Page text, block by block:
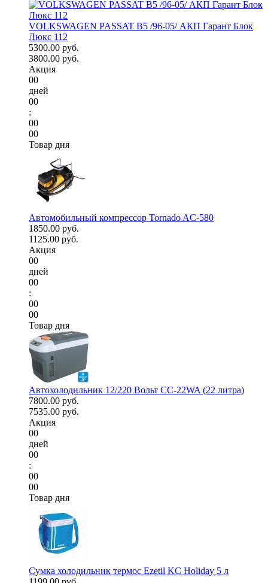
VOLKSWAGEN PASSAT B5 /96-05/ АКП Гарант Блок
Люкс 112
5300.00 руб.
3800.00 руб.
Акция
00
дней
00
:
00
00
Товар дня
Автомобильный компрессор Tornado AC-580
1850.00 руб.
1125.00 руб.
Акция
00
дней
00
:
00
00
Товар дня
Автохолодильник 12/220 Вольт CC-22WA (22 литра)
7800.00 руб.
7535.00 руб.
Акция
00
дней
00
:
00
00
Товар дня
Сумка холодильник термос Ezetil KC Holiday 5 л